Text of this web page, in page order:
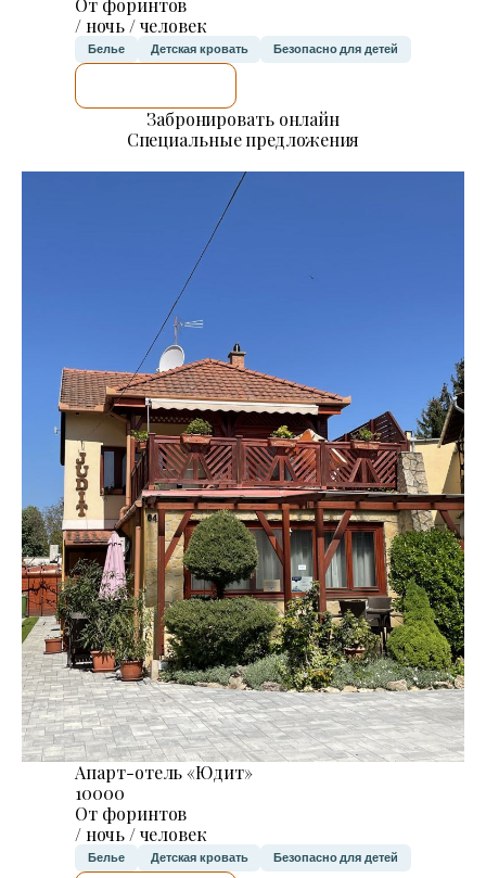
От форинтов
/ ночь / человек
Белье Детская кровать Безопасно для детей
Забронировать онлайн
Специальные предложения
Апарт-отель «Юдит»
10000
От форинтов
/ ночь / человек
Белье Детская кровать Безопасно для детей